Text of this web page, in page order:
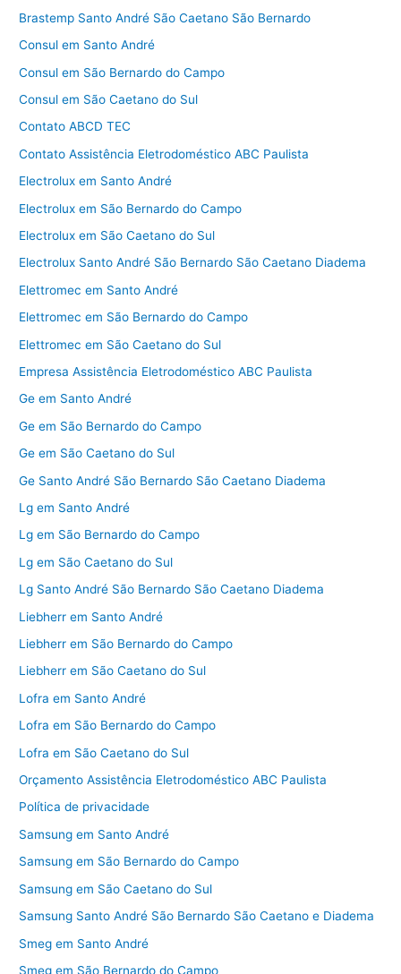
Brastemp Santo André São Caetano São Bernardo
Consul em Santo André
Consul em São Bernardo do Campo
Consul em São Caetano do Sul
Contato ABCD TEC
Contato Assistência Eletrodoméstico ABC Paulista
Electrolux em Santo André
Electrolux em São Bernardo do Campo
Electrolux em São Caetano do Sul
Electrolux Santo André São Bernardo São Caetano Diadema
Elettromec em Santo André
Elettromec em São Bernardo do Campo
Elettromec em São Caetano do Sul
Empresa Assistência Eletrodoméstico ABC Paulista
Ge em Santo André
Ge em São Bernardo do Campo
Ge em São Caetano do Sul
Ge Santo André São Bernardo São Caetano Diadema
Lg em Santo André
Lg em São Bernardo do Campo
Lg em São Caetano do Sul
Lg Santo André São Bernardo São Caetano Diadema
Liebherr em Santo André
Liebherr em São Bernardo do Campo
Liebherr em São Caetano do Sul
Lofra em Santo André
Lofra em São Bernardo do Campo
Lofra em São Caetano do Sul
Orçamento Assistência Eletrodoméstico ABC Paulista
Política de privacidade
Samsung em Santo André
Samsung em São Bernardo do Campo
Samsung em São Caetano do Sul
Samsung Santo André São Bernardo São Caetano e Diadema
Smeg em Santo André
Smeg em São Bernardo do Campo